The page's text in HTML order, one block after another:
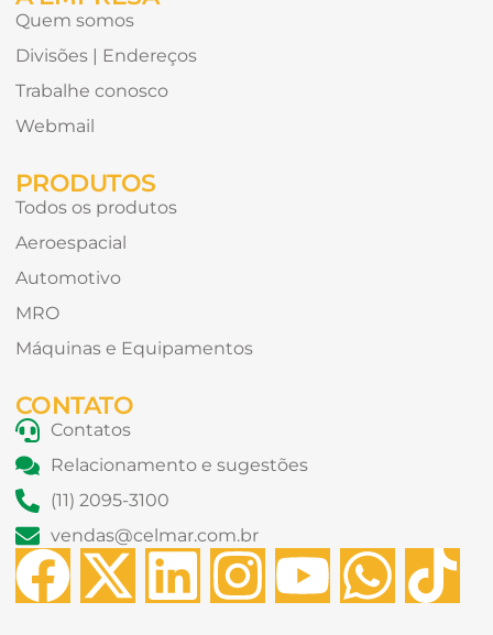
Quem somos
Divisões | Endereços
Trabalhe conosco
Webmail
PRODUTOS
Todos os produtos
Aeroespacial
Automotivo
MRO
Máquinas e Equipamentos
CONTATO
Contatos
Relacionamento e sugestões
(11) 2095-3100
vendas@celmar.com.br
F X
L I
Y W T